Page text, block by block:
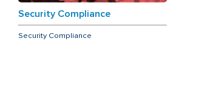
Security Compliance
Security Compliance